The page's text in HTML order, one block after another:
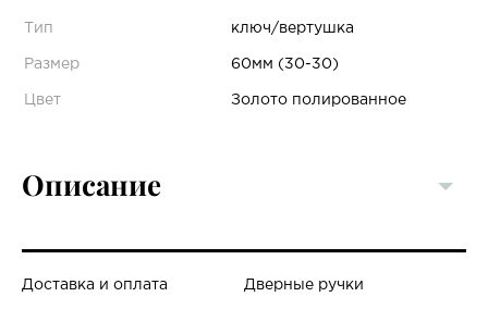
Тип ключ/вертушка
Размер 60мм (30-30)
Цвет Золото полированное
Описание
Доставка и оплата Дверные ручки